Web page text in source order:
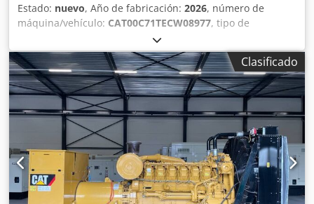
Estado: nuevo, Año de fabricación: 2026, número de
máquina/vehículo: CAT00C71TECW08977, tipo de
, fabricante de motores:
C7.1, Finalidad: Construcción Peso en vacío: 2.238 kg
Potencia del generador: 220 kVA Dimensiones del
compartimento de carga: 352 x 133 x 181 cm Dcsdpfxew
Thn Ue Al Njk Marcado CE: sí Capacidad del depósito de
agua: 418 l País de fabricación: Reino Unido Contacte al
equipo DPX para obtener más información. = Otras
opciones y accesorios = - Batería - Cuadro de control -
Techo de acero - Depósito
Clasificado